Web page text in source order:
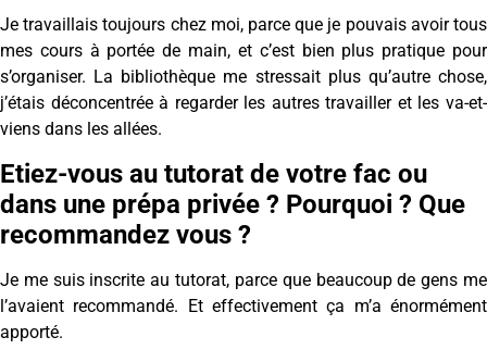
Je travaillais toujours chez moi, parce que je pouvais avoir tous
mes cours à portée de main, et c’est bien plus pratique pour
s’organiser. La bibliothèque me stressait plus qu’autre chose,
j’étais déconcentrée à regarder les autres travailler et les va-et-
viens dans les allées.
Etiez-vous au tutorat de votre fac ou
dans une prépa privée ? Pourquoi ? Que
recommandez vous ?
Je me suis inscrite au tutorat, parce que beaucoup de gens me
l’avaient recommandé. Et effectivement ça m’a énormément
apporté.